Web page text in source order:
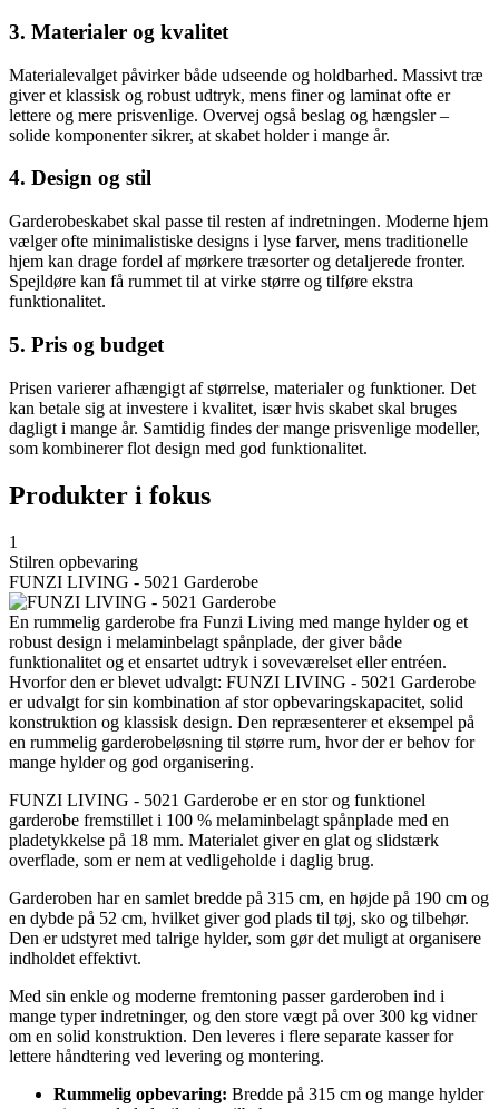
3. Materialer og kvalitet
Materialevalget påvirker både udseende og holdbarhed. Massivt træ
giver et klassisk og robust udtryk, mens finer og laminat ofte er
lettere og mere prisvenlige. Overvej også beslag og hængsler –
solide komponenter sikrer, at skabet holder i mange år.
4. Design og stil
Garderobeskabet skal passe til resten af indretningen. Moderne hjem
vælger ofte minimalistiske designs i lyse farver, mens traditionelle
hjem kan drage fordel af mørkere træsorter og detaljerede fronter.
Spejldøre kan få rummet til at virke større og tilføre ekstra
funktionalitet.
5. Pris og budget
Prisen varierer afhængigt af størrelse, materialer og funktioner. Det
kan betale sig at investere i kvalitet, især hvis skabet skal bruges
dagligt i mange år. Samtidig findes der mange prisvenlige modeller,
som kombinerer flot design med god funktionalitet.
Produkter i fokus
1
Stilren opbevaring
FUNZI LIVING - 5021 Garderobe
En rummelig garderobe fra Funzi Living med mange hylder og et
robust design i melaminbelagt spånplade, der giver både
funktionalitet og et ensartet udtryk i soveværelset eller entréen.
Hvorfor den er blevet udvalgt: FUNZI LIVING - 5021 Garderobe
er udvalgt for sin kombination af stor opbevaringskapacitet, solid
konstruktion og klassisk design. Den repræsenterer et eksempel på
en rummelig garderobeløsning til større rum, hvor der er behov for
mange hylder og god organisering.
FUNZI LIVING - 5021 Garderobe er en stor og funktionel
garderobe fremstillet i 100 % melaminbelagt spånplade med en
pladetykkelse på 18 mm. Materialet giver en glat og slidstærk
overflade, som er nem at vedligeholde i daglig brug.
Garderoben har en samlet bredde på 315 cm, en højde på 190 cm og
en dybde på 52 cm, hvilket giver god plads til tøj, sko og tilbehør.
Den er udstyret med talrige hylder, som gør det muligt at organisere
indholdet effektivt.
Med sin enkle og moderne fremtoning passer garderoben ind i
mange typer indretninger, og den store vægt på over 300 kg vidner
om en solid konstruktion. Den leveres i flere separate kasser for
lettere håndtering ved levering og montering.
Rummelig opbevaring: Bredde på 315 cm og mange hylder